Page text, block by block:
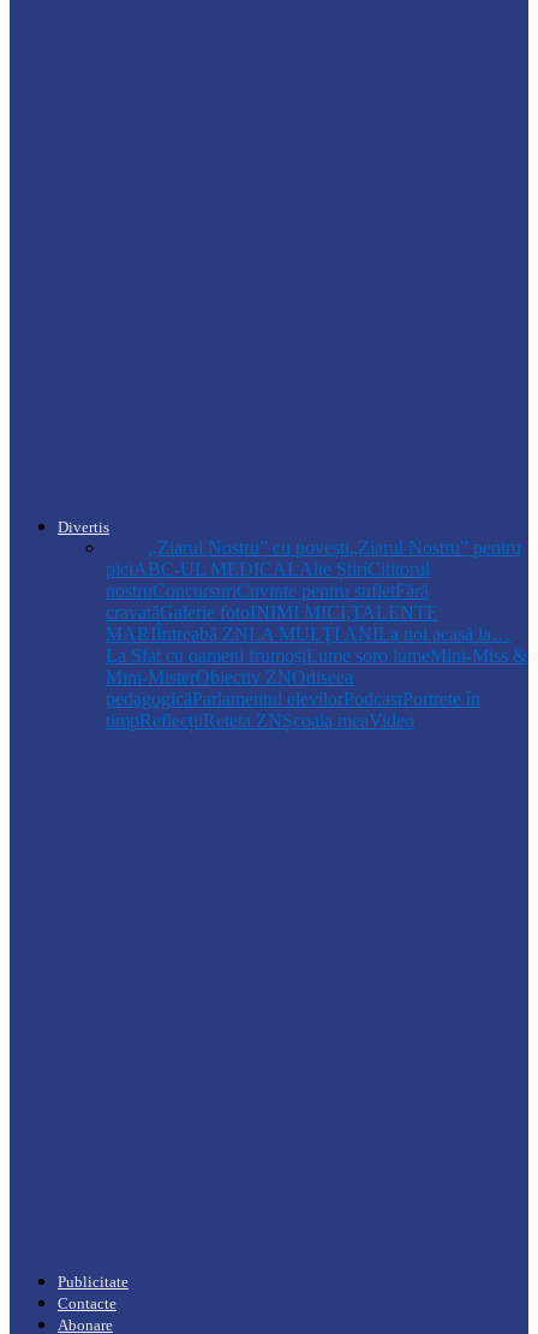
Divertis
,,Ziarul Nostru” cu povești„Ziarul Nostru” pentru
piciABC-UL MEDICALAlte ȘtiriCititorul
nostruConcursuriCuvinte pentru sufletFără
cravatăGalerie fotoINIMI MICI,TALENTE
MARIÎntreabă ZNLA MULŢI ANILa noi acasă la…
La Sfat cu oameni frumoșiLume soro lumeMini-Miss &
Mini-MisterObiectiv ZNOdiseea
pedagogicăParlamentul elevilorPodcastPortrete în
timpReflecțiiReteta ZNȘcoala meaVideo
Publicitate
Contacte
Abonare